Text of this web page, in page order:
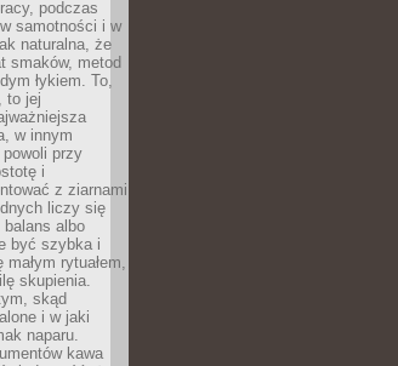
podczas
samotności i w
naturalna, że
smaków, metod
łykiem. To,
to jej
w innym
przy
i
z ziarnami
liczy się
albo
być szybka i
rytuałem,
skupienia.
skąd
i w jaki
naparu.
kawa